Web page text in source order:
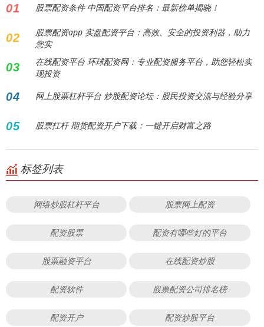
01 股票配资条件 中国配资平台排名：最新榜单揭晓！
02
股票配资app 实盘配资平台：高效、安全的投资利器，助力
您实
03
在线配资平台 环球配资网：专业配资服务平台，助您轻松实
现投资
04 网上股票杠杆平台 炒股配资论坛：股民投资交流与经验分享
05 股票扛杆 期货配资开户下载：一键开启财富之路
标签列表
网络炒股杠杆平台 股票网上配资
配资股票 配资有哪些好的平台
股票融资平台 在线配资炒股
配资软件 股票配资公司排名榜
配资开户 配资炒股平台